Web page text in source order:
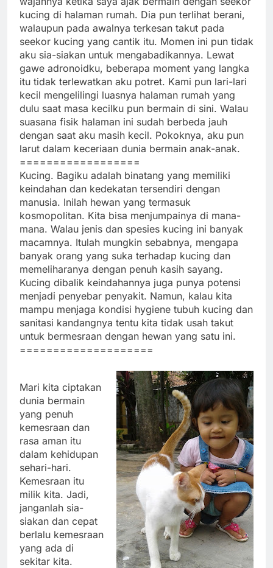
kucing di halaman rumah. Dia pun terlihat berani,
walaupun pada awalnya terkesan takut pada
seekor kucing yang cantik itu. Momen ini pun tidak
aku sia-siakan untuk mengabadikannya. Lewat
gawe adronoidku, beberapa moment yang langka
itu tidak terlewatkan aku potret. Kami pun lari-lari
kecil mengelilingi luasnya halaman rumah yang
dulu saat masa kecilku pun bermain di sini. Walau
suasana fisik halaman ini sudah berbeda jauh
dengan saat aku masih kecil. Pokoknya, aku pun
larut dalam keceriaan dunia bermain anak-anak.
==================
Kucing. Bagiku adalah binatang yang memiliki
keindahan dan kedekatan tersendiri dengan
manusia. Inilah hewan yang termasuk
kosmopolitan. Kita bisa menjumpainya di mana-
mana. Walau jenis dan spesies kucing ini banyak
macamnya. Itulah mungkin sebabnya, mengapa
banyak orang yang suka terhadap kucing dan
memeliharanya dengan penuh kasih sayang.
Kucing dibalik keindahannya juga punya potensi
menjadi penyebar penyakit. Namun, kalau kita
mampu menjaga kondisi hygiene tubuh kucing dan
sanitasi kandangnya tentu kita tidak usah takut
untuk bermesraan dengan hewan yang satu ini.
====================
Mari kita ciptakan
dunia bermain
yang penuh
kemesraan dan
rasa aman itu
dalam kehidupan
sehari-hari.
Kemesraan itu
milik kita. Jadi,
janganlah sia-
siakan dan cepat
berlalu kemesraan
yang ada di
sekitar kita.